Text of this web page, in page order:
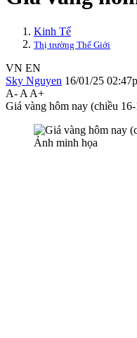
Kinh Tế
Thị trường Thế Giới
VN EN
Sky Nguyen 16/01/25
A- A A+
Giá vàng hôm nay (chiều
Ảnh minh họa